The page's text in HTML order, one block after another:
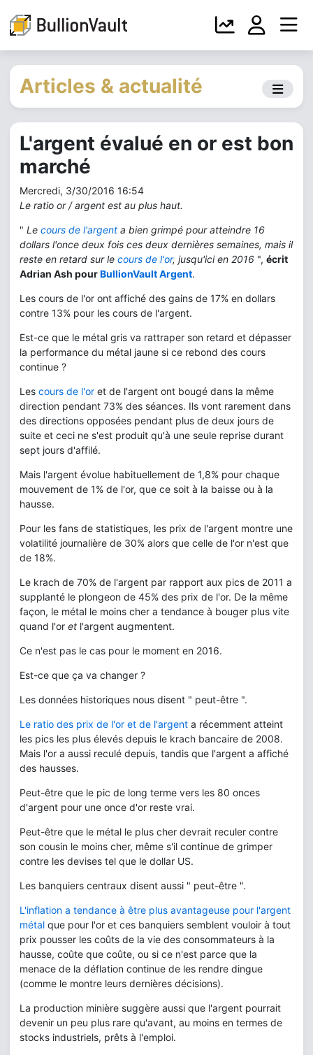
Articles & actualité
L'argent évalué en or est bon
marché
Mercredi, 3/30/2016 16:54
Le ratio or / argent est au plus haut.
" Le cours de l'argent a bien grimpé pour atteindre 16
dollars l'once deux fois ces deux dernières semaines, mais il
reste en retard sur le cours de l'or, jusqu'ici en 2016 ", écrit
Adrian Ash pourBullionVault Argent.
Les cours de l'or ont affiché des gains de 17% en dollars
contre 13% pour les cours de l'argent.
Est-ce que le métal gris va rattraper son retard et dépasser
la performance du métal jaune si ce rebond des cours
continue ?
Les cours de l'or et de l'argent ont bougé dans la même
direction pendant 73% des séances. Ils vont rarement dans
des directions opposées pendant plus de deux jours de
suite et ceci ne s'est produit qu'à une seule reprise durant
sept jours d'affilé.
Mais l'argent évolue habituellement de 1,8% pour chaque
mouvement de 1% de l'or, que ce soit à la baisse ou à la
hausse.
Pour les fans de statistiques, les prix de l'argent montre une
volatilité journalière de 30% alors que celle de l'or n'est que
de 18%.
Le krach de 70% de l'argent par rapport aux pics de 2011 a
supplanté le plongeon de 45% des prix de l'or. De la même
façon, le métal le moins cher a tendance à bouger plus vite
quand l'or et l'argent augmentent.
Ce n'est pas le cas pour le moment en 2016.
Est-ce que ça va changer ?
Les données historiques nous disent " peut-être ".
Le ratio des prix de l'or et de l'argent a récemment atteint
les pics les plus élevés depuis le krach bancaire de 2008.
Mais l'or a aussi reculé depuis, tandis que l'argent a affiché
des hausses.
Peut-être que le pic de long terme vers les 80 onces
d'argent pour une once d'or reste vrai.
Peut-être que le métal le plus cher devrait reculer contre
son cousin le moins cher, même s'il continue de grimper
contre les devises tel que le dollar US.
Les banquiers centraux disent aussi " peut-être ".
L'inflation a tendance à être plus avantageuse pour l'argent
métal que pour l'or et ces banquiers semblent vouloir à tout
prix pousser les coûts de la vie des consommateurs à la
hausse, coûte que coûte, ou si ce n'est parce que la
menace de la déflation continue de les rendre dingue
(comme le montre leurs dernières décisions).
La production minière suggère aussi que l'argent pourrait
devenir un peu plus rare qu'avant, au moins en termes de
stocks industriels, prêts à l'emploi.